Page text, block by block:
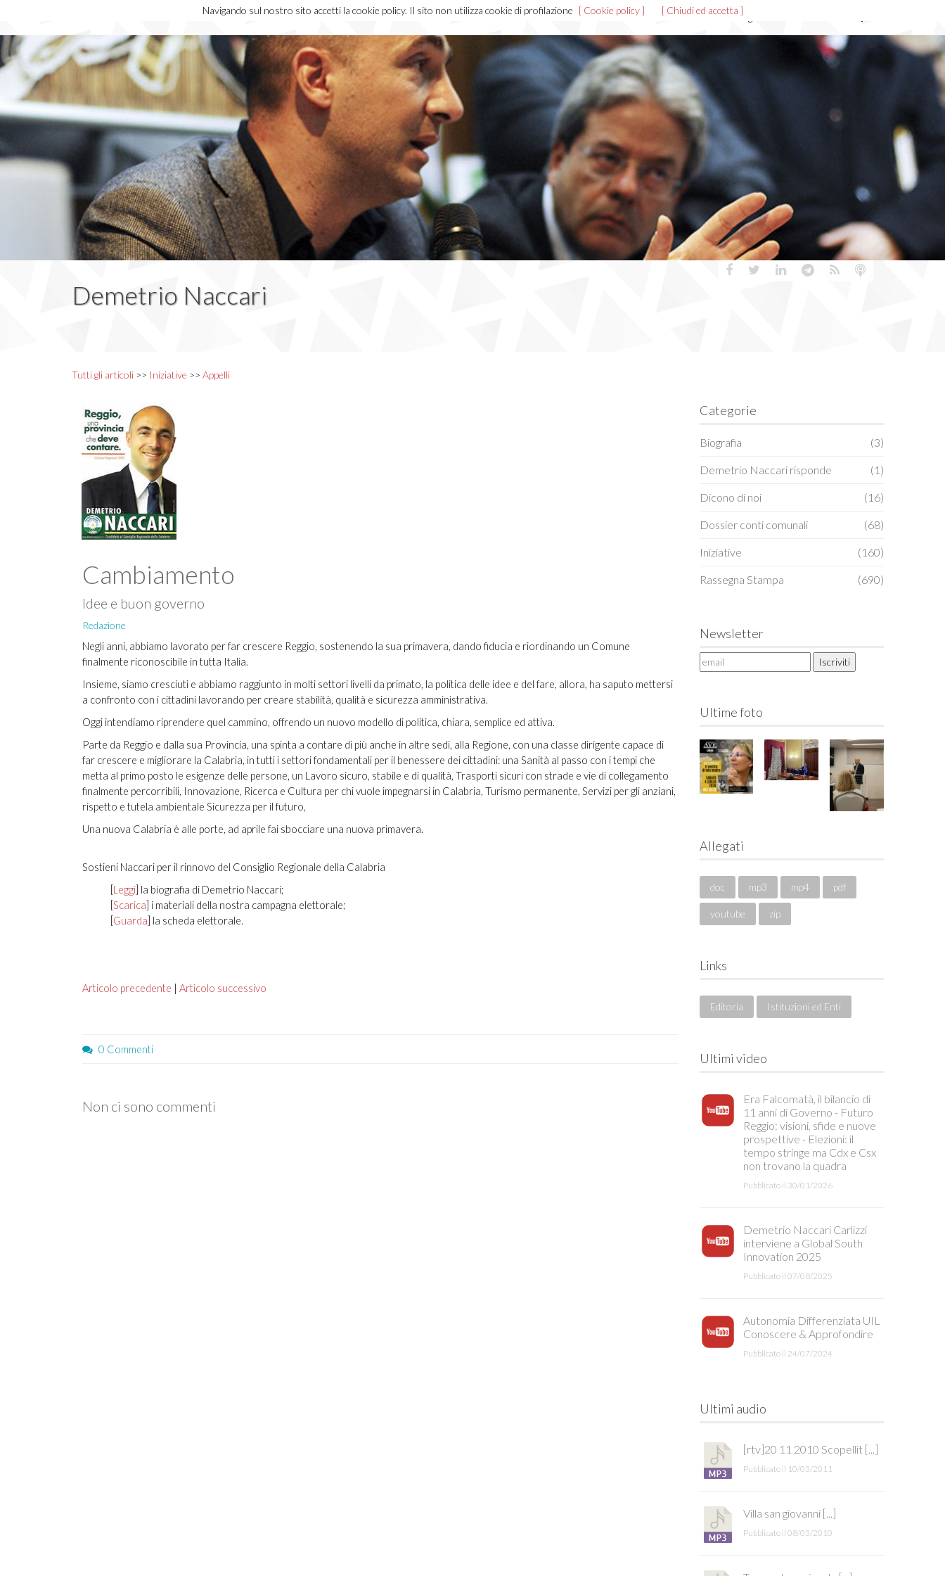
Home Chi sono News ed eventi Allegati
Demetrio Naccari
Tutti gli articoli >> Iniziative >> Appelli
Cambiamento
Idee e buon governo
Redazione
Negli anni, abbiamo lavorato per far crescere Reggio, sostenendo la sua primavera, dando fiducia e riordinando un Comune
finalmente riconoscibile in tutta Italia.
Insieme, siamo cresciuti e abbiamo raggiunto in molti settori livelli da primato, la politica delle idee e del fare, allora, ha saputo mettersi
a confronto con i cittadini lavorando per creare stabilità, qualità e sicurezza amministrativa.
Oggi intendiamo riprendere quel cammino, offrendo un nuovo modello di politica, chiara, semplice ed attiva.
Parte da Reggio e dalla sua Provincia, una spinta a contare di più anche in altre sedi, alla Regione, con una classe dirigente capace di
far crescere e migliorare la Calabria, in tutti i settori fondamentali per il benessere dei cittadini: una Sanità al passo con i tempi che
metta al primo posto le esigenze delle persone, un Lavoro sicuro, stabile e di qualità, Trasporti sicuri con strade e vie di collegamento
finalmente percorribili, Innovazione, Ricerca e Cultura per chi vuole impegnarsi in Calabria, Turismo permanente, Servizi per gli anziani,
rispetto e tutela ambientale Sicurezza per il futuro,
Una nuova Calabria è alle porte, ad aprile fai sbocciare una nuova primavera.
Sostieni Naccari per il rinnovo del Consiglio Regionale della Calabria
[Leggi] la biografia di Demetrio Naccari;
[Scarica] i materiali della nostra campagna elettorale;
[Guarda] la scheda elettorale.
Articolo precedente | Articolo successivo
0 Commenti
Non ci sono commenti
Categorie
Biografia (3)
Demetrio Naccari risponde (1)
Dicono di noi (16)
Dossier conti comunali (68)
Iniziative (160)
Rassegna Stampa (690)
Newsletter
Ultime foto
Allegati
doc mp3 mp4 pdf
youtube zip
Links
Editoria Istituzioni ed Enti
Ultimi video
Era Falcomatà, il bilancio di
11 anni di Governo - Futuro
Reggio: visioni, sfide e nuove
prospettive - Elezioni: il
tempo stringe ma Cdx e Csx
non trovano la quadra
Pubblicato il 30/01/2026
Demetrio Naccari Carlizzi
interviene a Global South
Innovation 2025
Pubblicato il 07/08/2025
Autonomia Differenziata UIL
Conoscere & Approfondire
Pubblicato il 24/07/2024
Ultimi audio
[rtv]20 11 2010 Scopellit [...]
Pubblicato il 10/03/2011
Villa san giovanni [...]
Pubblicato il 08/03/2010
Navigando sul nostro sito accetti la cookie policy. Il sito non utilizza cookie di profilazione [ Cookie policy ] [ Chiudi ed accetta ]